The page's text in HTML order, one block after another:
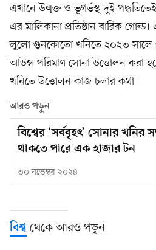
এখানে উন্মুক্ত ও ভূগর্ভস্থ দুই
এর মালিকানা প্রতিষ্ঠান বারিক
লুলো গুনকোতো খনিতে ২০২৩ সালে
আউন্স পরিমাণ সোনা উত্তোলন করা
খনিতে উত্তোলন কাজ চলার কথা।
আরও পড়ুন
বিশ্বের ‘সর্ববৃহৎ’ সোনার খনির
থাকতে পারে এক হাজার টন
৩০ নভেম্বর ২০২৪
বিশ্ব থেকে আরও পড়ুন